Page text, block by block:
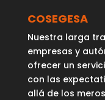
COSEGESA
Nuestra larga
empresas y
ofrecer un
con las
allá de los